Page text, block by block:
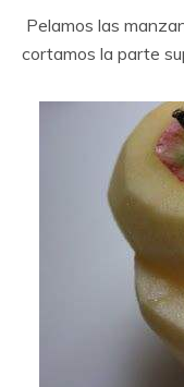
Pelamos las
cortamos la parte